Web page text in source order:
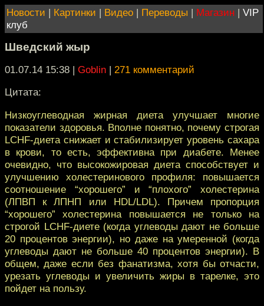
Новости | Картинки | Видео | Переводы | Магазин | VIP
клуб
Шведский жыр
01.07.14 15:38 | Goblin | 271 комментарий
Цитата:
Низкоуглеводная жирная диета улучшает многие
показатели здоровья. Вполне понятно, почему строгая
LCHF-диета снижает и стабилизирует уровень сахара
в крови, то есть, эффективна при диабете. Менее
очевидно, что высокожировая диета способствует и
улучшению холестеринового профиля: повышается
соотношение “хорошего” и “плохого” холестерина
(ЛПВП к ЛПНП или HDL/LDL). Причем пропорция
“хорошего” холестерина повышается не только на
строгой LCHF-диете (когда углеводы дают не больше
20 процентов энергии), но даже на умеренной (когда
углеводы дают не больше 40 процентов энергии). В
общем, даже если без фанатизма, хотя бы отчасти,
урезать углеводы и увеличить жиры в тарелке, это
пойдет на пользу.